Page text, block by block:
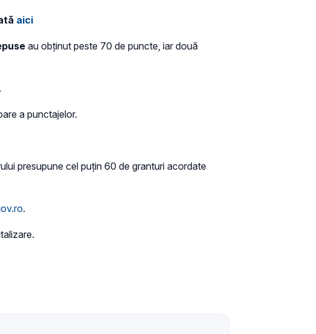
aici
au obținut peste 70 de puncte, iar două
a punctajelor.
presupune cel puțin 60 de granturi acordate
.